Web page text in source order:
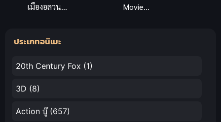
เมืองอลวน
แมนติก
ตระการตา
Movie
ประเภทอนิเมะ
20th Century Fox (1)
3D (8)
Action บู๊(657)